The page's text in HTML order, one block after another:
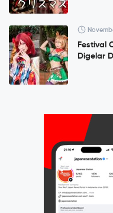
Festival
Digelar